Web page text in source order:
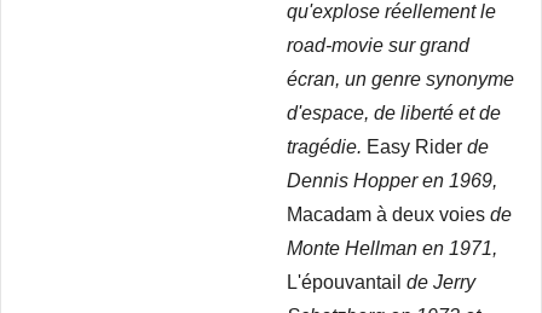
qu'explose réellement le
road-movie sur grand
écran, un genre synonyme
d'espace, de liberté et de
tragédie. Easy Rider de
Dennis Hopper en 1969,
Macadam à deux voies de
Monte Hellman en 1971,
L'épouvantail de Jerry